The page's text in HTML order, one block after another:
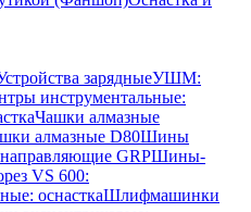
зарядныеУШМ:
инструментальные:
Чашки алмазные
алмазные D80Шины
GRPШины-
VS 600:
оснасткаШлифмашинки